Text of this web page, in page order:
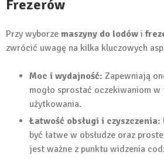
Frezerów
Przy wyborze maszyny do lodów i
zwrócić uwagę na kilka kluczowych
Moc i wydajność: Zapewniają
mogło sprostać oczekiwaniom
użytkowania.
Łatwość obsługi i czyszczenia:
być łatwe w obsłudze oraz
jest ważne z punktu widzenia